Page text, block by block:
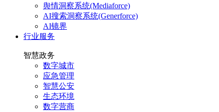
舆情洞察系统(Mediaforce)
AI搜索洞察系统(Generforce)
AI镜界
行业服务
智慧政务
数字城市
应急管理
智慧公安
生态环境
数字营商